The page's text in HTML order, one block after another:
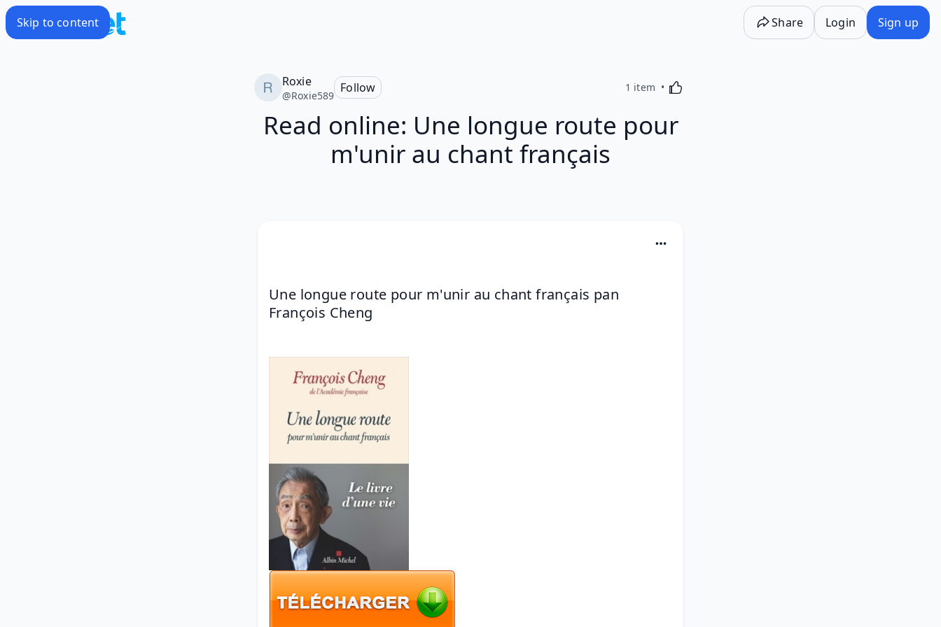
Skip to content Share Login Sign up
Roxie
@Roxie589
Follow 1 item Activating this element will cause content on the
Read online: Une longue route pour
m'unir au chant français
Une longue route pour m'unir au chant français pan
François Cheng